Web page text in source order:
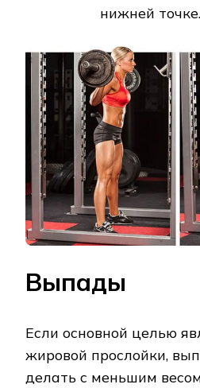
нижней точке.
Выпады
Если основной целью
жировой прослойки,
делать с меньшим